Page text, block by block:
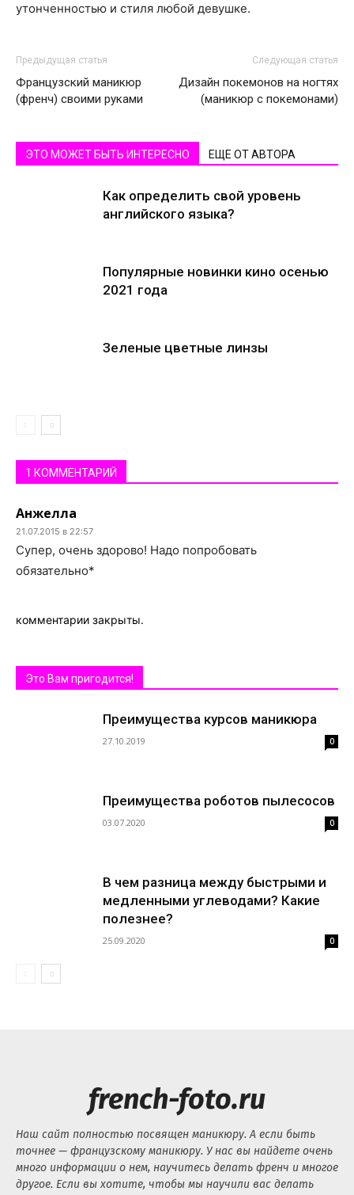
утонченностью и стиля любой девушке.
Предыдущая статья
Французский маникюр
(френч) своими руками
Следующая статья
Дизайн покемонов на ногтях
(маникюр с покемонами)
ЭТО МОЖЕТ БЫТЬ ИНТЕРЕСНО ЕЩЕ ОТ АВТОРА
Как определить свой уровень
английского языка?
Популярные новинки кино осенью
2021 года
Зеленые цветные линзы
1 КОММЕНТАРИЙ
Анжелла
21.07.2015 в 22:57
Супер, очень здорово! Надо попробовать
обязательно*
комментарии закрыты.
Это Вам пригодится!
Преимущества курсов маникюра
27.10.2019 0
Преимущества роботов пылесосов
03.07.2020 0
В чем разница между быстрыми и
медленными углеводами? Какие
полезнее?
25.09.2020 0
french-foto.ru
Наш сайт полностью посвящен маникюру. А если быть
точнее — французскому маникюру. У нас вы найдете очень
много информации о нем, научитесь делать френч и многое
другое. Если вы хотите, чтобы мы научили вас делать